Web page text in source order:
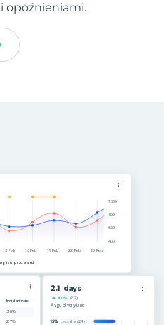
opóźnieniami.